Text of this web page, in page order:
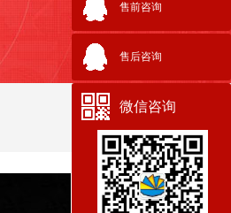
售前咨询
售后咨询
微信咨询